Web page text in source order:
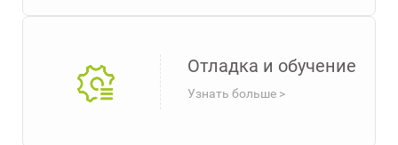
Отладка и обучение
Узнать больше >